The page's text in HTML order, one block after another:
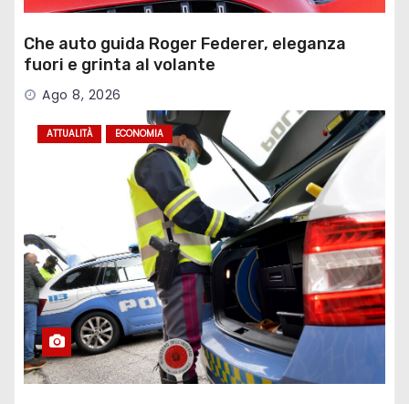
Che auto guida Roger Federer, eleganza
fuori e grinta al volante
Ago 8, 2026
ATTUALITÀ ECONOMIA